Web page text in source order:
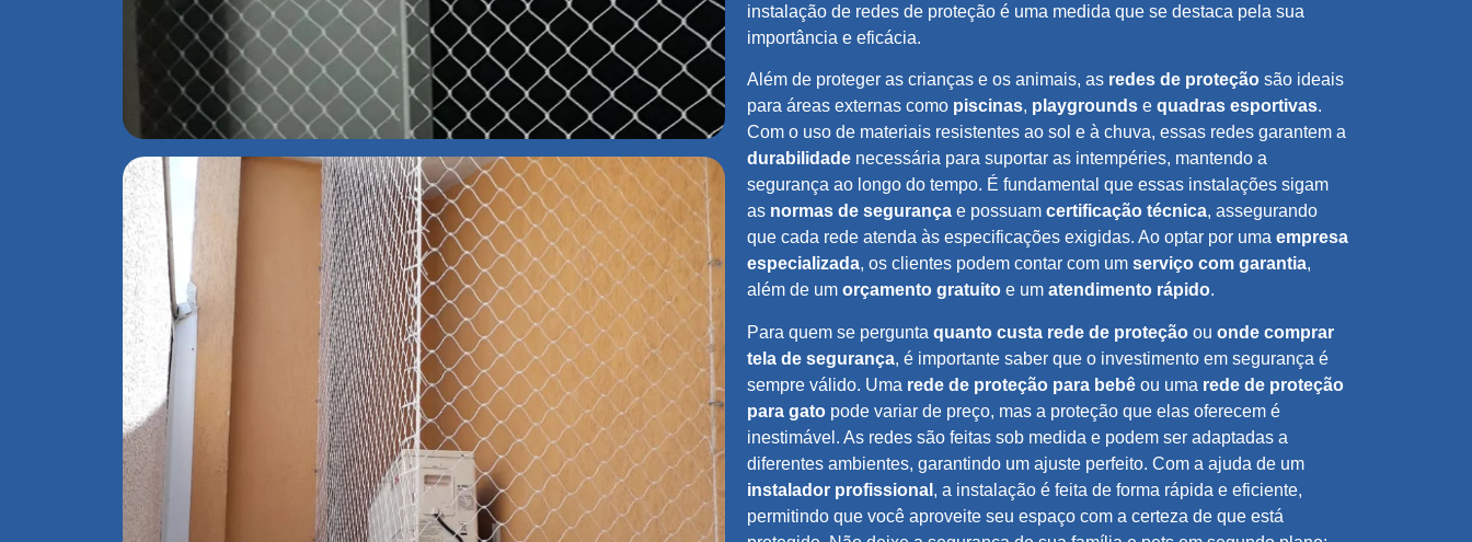
instalação de redes de proteção é uma medida que se destaca pela sua
importância e eficácia.
Além de proteger as crianças e os animais, as redes de proteção são ideais
para áreas externas como piscinas, playgrounds e quadras esportivas.
Com o uso de materiais resistentes ao sol e à chuva, essas redes garantem a
durabilidade necessária para suportar as intempéries, mantendo a
segurança ao longo do tempo. É fundamental que essas instalações sigam
as normas de segurança e possuam certificação técnica, assegurando
que cada rede atenda às especificações exigidas. Ao optar por uma empresa
especializada, os clientes podem contar com um serviço com garantia,
além de um orçamento gratuito e um atendimento rápido.
Para quem se pergunta quanto custa rede de proteção ou onde comprar
tela de segurança, é importante saber que o investimento em segurança é
sempre válido. Uma rede de proteção para bebê ou uma rede de proteção
para gato pode variar de preço, mas a proteção que elas oferecem é
inestimável. As redes são feitas sob medida e podem ser adaptadas a
diferentes ambientes, garantindo um ajuste perfeito. Com a ajuda de um
instalador profissional , a instalação é feita de forma rápida e eficiente,
permitindo que você aproveite seu espaço com a certeza de que está